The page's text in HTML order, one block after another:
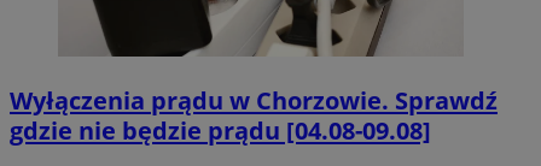
Wyłączenia prądu w Chorzowie. Sprawdź
gdzie nie będzie prądu [04.08-09.08]